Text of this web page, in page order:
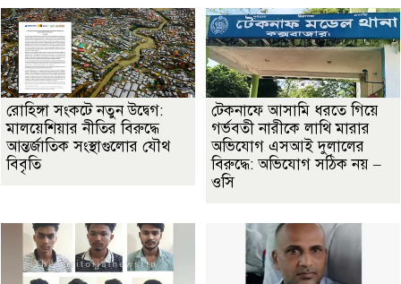
রোহিঙ্গা সংকটে নতুন উদ্বেগ:
মালয়েশিয়ার নীতির বিরুদ্ধে
আন্তর্জাতিক সংস্থাগুলোর যৌথ
বিবৃতি
টেকনাফে আসামি ধরতে গিয়ে
গর্ভবতী নারীকে লাথি মারার
অভিযোগ এসআই দুলালের
বিরুদ্ধে: অভিযোগ সঠিক নয় –
ওসি